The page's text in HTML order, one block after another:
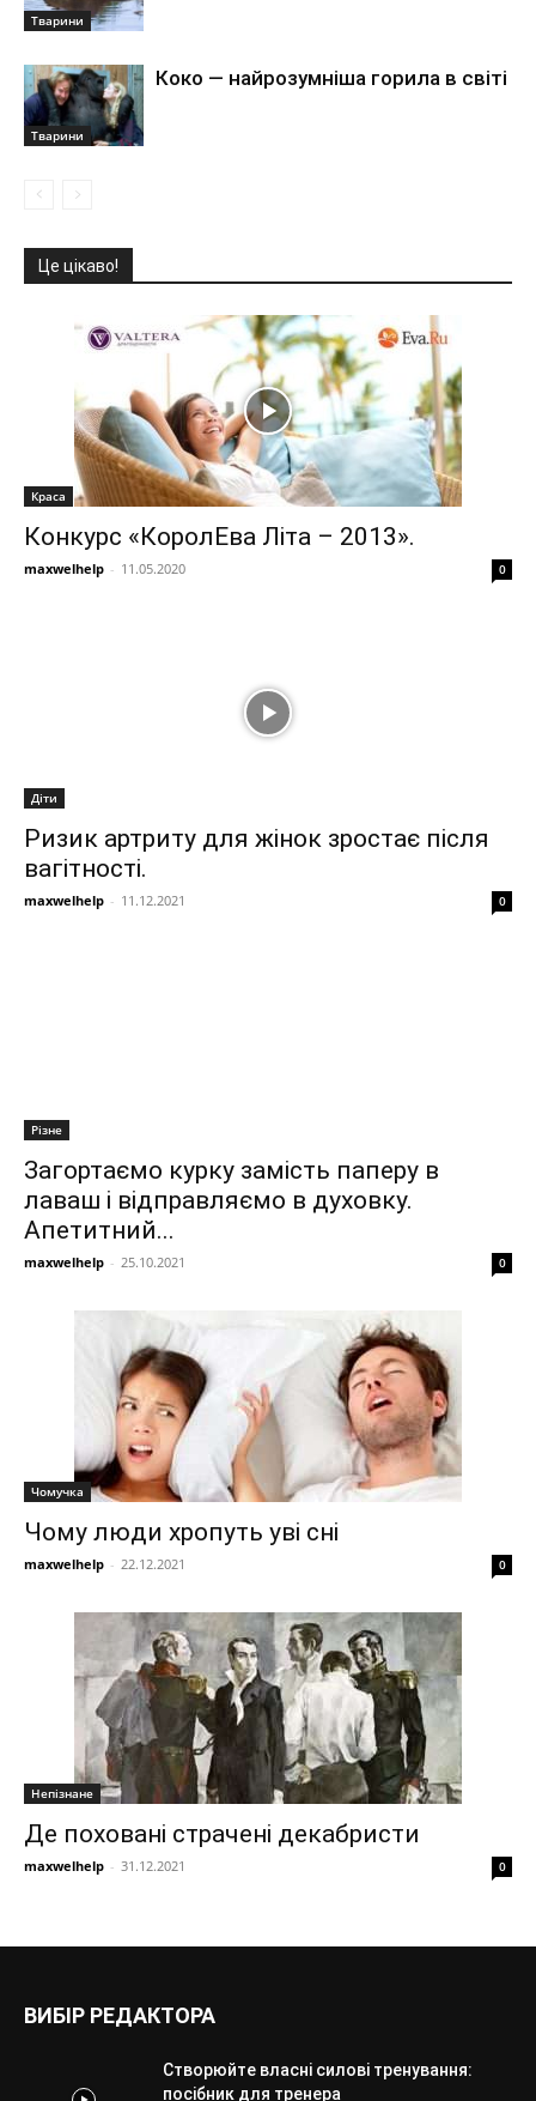
Тварини
Тварини
Коко — найрозумніша горила в світі
Це цікаво!
Краса
Конкурс «КоролЕва Літа – 2013».
maxwelhelp - 11.05.2020 0
Діти
Ризик артриту для жінок зростає після
вагітності.
maxwelhelp - 11.12.2021 0
Різне
Загортаємо курку замість паперу в
лаваш і відправляємо в духовку.
Апетитний...
maxwelhelp - 25.10.2021 0
Чомучка
Чому люди хропуть уві сні
maxwelhelp - 22.12.2021 0
Непізнане
Де поховані страчені декабристи
maxwelhelp - 31.12.2021 0
ВИБІР РЕДАКТОРА
Створюйте власні силові тренування:
посібник для тренера